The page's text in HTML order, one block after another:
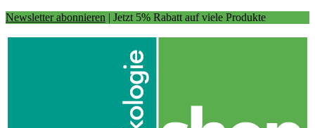
Newsletter abonnieren | Jetzt 5% Rabatt auf viele Produkte